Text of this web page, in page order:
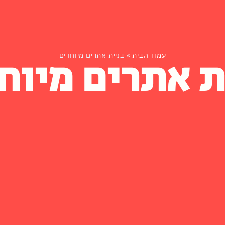
עמוד הבית » בניית אתרים מיוחדים
אתרים